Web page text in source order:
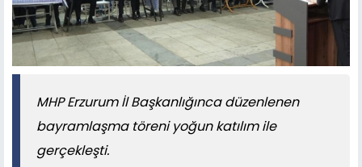
MHP Erzurum İl Başkanlığınca düzenlenen
bayramlaşma töreni yoğun katılım ile
gerçekleşti.